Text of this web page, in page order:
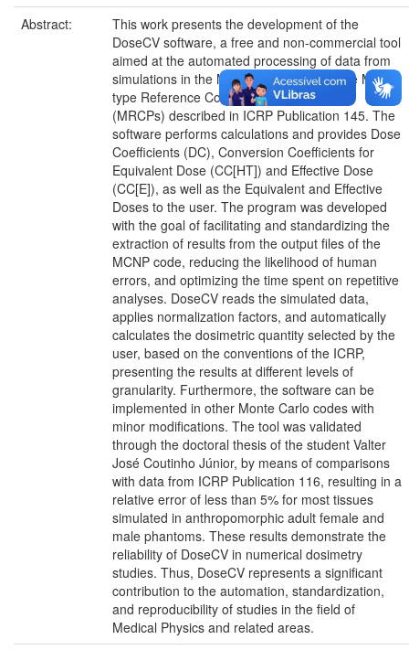
Abstract:
This work presents the development of the
DoseCV software, a free and non-commercial tool
aimed at the automated processing of data from
simulations in the MCNP code that use the Mesh-
type Reference Computational Phantoms
(MRCPs) described in ICRP Publication 145. The
software performs calculations and provides Dose
Coefficients (DC), Conversion Coefficients for
Equivalent Dose (CC[HT]) and Effective Dose
(CC[E]), as well as the Equivalent and Effective
Doses to the user. The program was developed
with the goal of facilitating and standardizing the
extraction of results from the output files of the
MCNP code, reducing the likelihood of human
errors, and optimizing the time spent on repetitive
analyses. DoseCV reads the simulated data,
applies normalization factors, and automatically
calculates the dosimetric quantity selected by the
user, based on the conventions of the ICRP,
presenting the results at different levels of
granularity. Furthermore, the software can be
implemented in other Monte Carlo codes with
minor modifications. The tool was validated
through the doctoral thesis of the student Valter
José Coutinho Júnior, by means of comparisons
with data from ICRP Publication 116, resulting in a
relative error of less than 5% for most tissues
simulated in anthropomorphic adult female and
male phantoms. These results demonstrate the
reliability of DoseCV in numerical dosimetry
studies. Thus, DoseCV represents a significant
contribution to the automation, standardization,
and reproducibility of studies in the field of
Medical Physics and related areas.